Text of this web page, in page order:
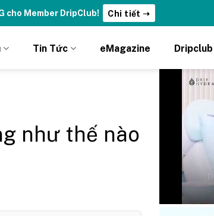
cho Member DripClub! Chi tiết ➝
Tin Tức eMagazine Dripclub
như thế nào